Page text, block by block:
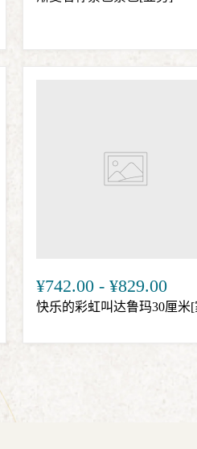
¥742.00 - ¥829.00
快乐的彩虹叫达鲁玛30厘米